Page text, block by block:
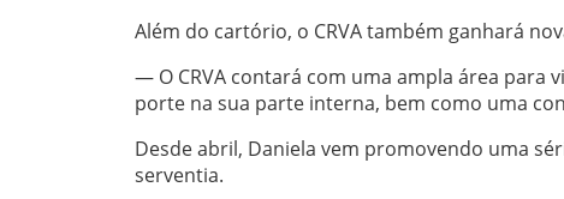
Além do cartório, o CRVA também ganhará
— O CRVA contará com uma ampla área para
porte na sua parte interna, bem como uma
Desde abril, Daniela vem promovendo uma
serventia.